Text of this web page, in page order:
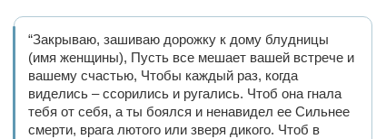
“Закрываю, зашиваю дорожку к дому блудницы
(имя женщины), Пусть все мешает вашей встрече и
вашему счастью, Чтобы каждый раз, когда
виделись – ссорились и ругались. Чтоб она гнала
тебя от себя, а ты боялся и ненавидел ее Сильнее
смерти, врага лютого или зверя дикого. Чтоб в